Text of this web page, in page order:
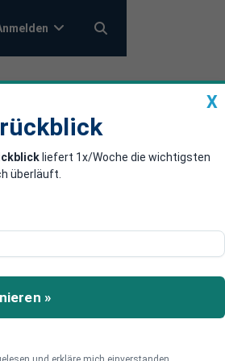
sich
X
liefert 1x/Woche die wichtigsten
überläuft.
»